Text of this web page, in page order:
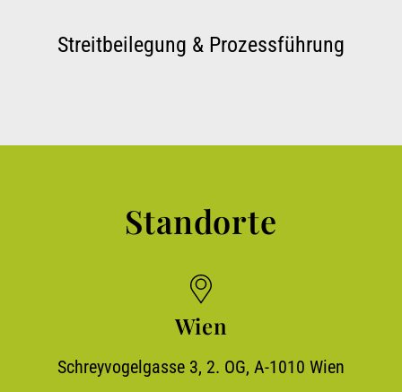
Streitbeilegung & Prozessführung
Standorte
Wien
Schreyvogelgasse 3, 2. OG, A-1010 Wien